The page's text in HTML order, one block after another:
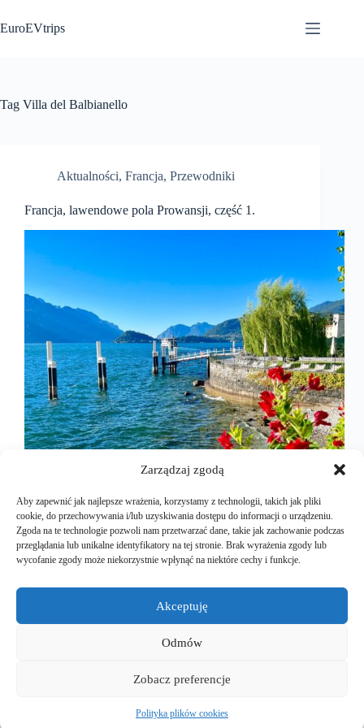
Zarządzaj zgodą
Aby zapewnić jak najlepsze wrażenia, korzystamy z technologii, takich jak pliki
cookie, do przechowywania i/lub uzyskiwania dostępu do informacji o urządzeniu.
Zgoda na te technologie pozwoli nam przetwarzać dane, takie jak zachowanie podczas
przeglądania lub unikalne identyfikatory na tej stronie. Brak wyrażenia zgody lub
wycofanie zgody może niekorzystnie wpłynąć na niektóre cechy i funkcje.
Akceptuję
Odmów
Zobacz preferencje
Polityka plików cookies
do
treści
EuroEVtrips
Tag Villa del Balbianello
Aktualności, Francja, Przewodniki
Francja, lawendowe pola Prowansji, część 1.
Nareszcie, po długim planowaniu, nadszedł ten
długie i zasłużone wakacje. Przy okazji również
pierwszy dzień pracy. Tak, każdy wyjazd to z jedne
strony wakacje i odpoczynek a z drugiej nieustanne
2024-10-18